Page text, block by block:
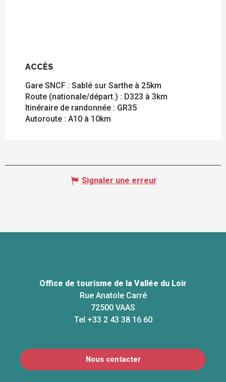
ACCÈS
ACCÈS
Gare SNCF : Sablé sur Sarthe à 25km
Route (nationale/départ.) : D323 à 3km
Itinéraire de randonnée : GR35
Autoroute : A10 à 10km
Signaler une erreur
Office de tourisme de la Vallée du Loir
Rue Anatole Carré
72500 VAAS
Tel +33 2 43 38 16 60
Nous contacter